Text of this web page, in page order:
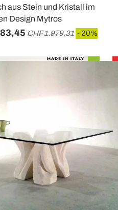
aus Stein und Kristall im
Design Mytros
CHF 1.979,31 - 20%